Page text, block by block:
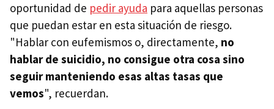
oportunidad de pedir ayuda para aquellas personas
que puedan estar en esta situación de riesgo.
"Hablar con eufemismos o, directamente, no
hablar de suicidio, no consigue otra cosa sino
seguir manteniendo esas altas tasas que
vemos", recuerdan.